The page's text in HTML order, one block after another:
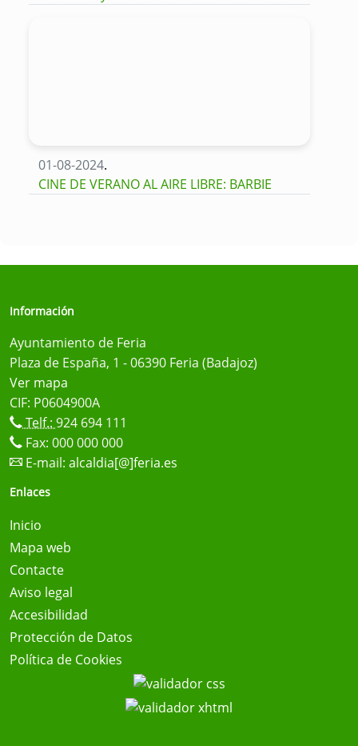
01-08-2024.
CINE DE VERANO AL AIRE LIBRE: BARBIE
Información
Ayuntamiento de Feria
Plaza de España, 1 - 06390 Feria (Badajoz)
Ver mapa
CIF: P0604900A
Telf.: 924 694 111
Fax: 000 000 000
E-mail: alcaldia[@]feria.es
Enlaces
Inicio
Mapa web
Contacte
Aviso legal
Accesibilidad
Protección de Datos
Política de Cookies